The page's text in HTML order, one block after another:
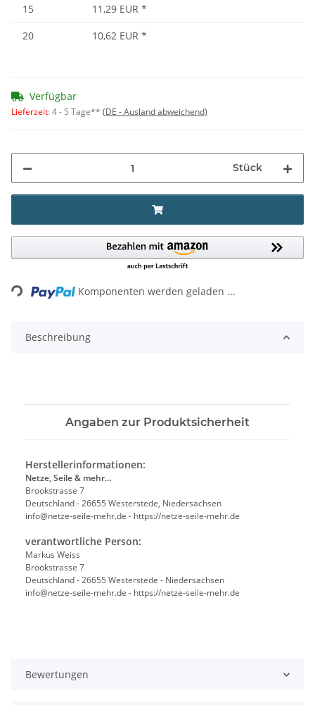
15
11,29 EUR *
20
10,62 EUR *
Verfügbar
Lieferzeit:4 - 5 Tage** (DE - Ausland abweichend)
Stück
Loading... Komponenten werden geladen ...
Beschreibung
Angaben zur Produktsicherheit
Herstellerinformationen:
Netze, Seile & mehr…
Brookstrasse 7
Deutschland - 26655 Westerstede, Niedersachsen
info@netze-seile-mehr.de - https://netze-seile-mehr.de
verantwortliche Person:
Markus Weiss
Brookstrasse 7
Deutschland - 26655 Westerstede - Niedersachsen
info@netze-seile-mehr.de - https://netze-seile-mehr.de
Bewertungen